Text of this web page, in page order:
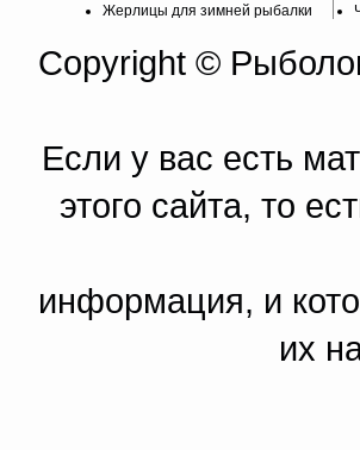
Жерлицы для зимней рыбалки
Copyright ©
Если у вас есть
этого сайта, то
информация, и
их